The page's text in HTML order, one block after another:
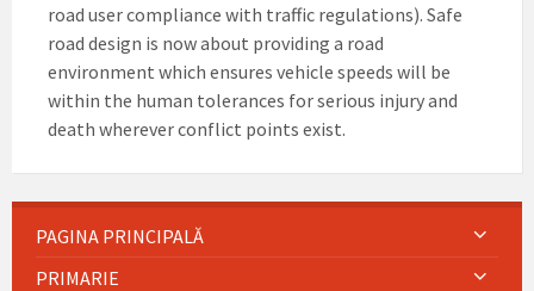
road user compliance with traffic regulations). Safe
road design is now about providing a road
environment which ensures vehicle speeds will be
within the human tolerances for serious injury and
death wherever conflict points exist.
PAGINA PRINCIPALĂ
PRIMARIE